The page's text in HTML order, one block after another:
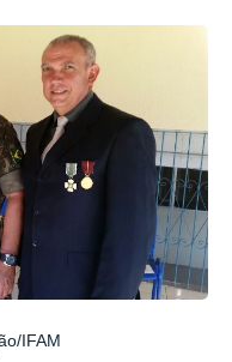
IFAM